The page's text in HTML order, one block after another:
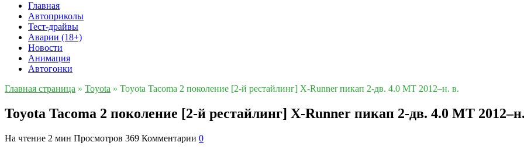
Главная
Автоприколы
Тест-драйвы
Аварии (18+)
Новости
Анимация
Автогонки
Главная страница » Toyota » Toyota Tacoma 2 поколение [2-й рестайлинг] X-Runner пикап 2-дв. 4.0 MT 2012–н. в.
Toyota Tacoma 2 поколение [2-й рестайлинг] X-Runner пикап 2-дв. 4.0 MT
На чтение 2 мин Просмотров 369 Комментарии 0